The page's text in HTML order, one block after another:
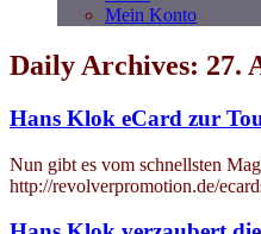
Mein Konto
Daily Archives: 27.
Hans Klok eCard zur
Nun gibt es vom schnellsten
http://revolverpromotion.de/